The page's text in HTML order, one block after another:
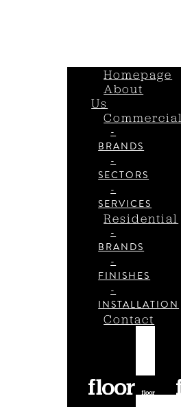
Homepage
About
Us
Commercial
-
BRANDS
-
SECTORS
-
SERVICES
Residential
-
BRANDS
-
FINISHES
-
INSTALLATION
Contact